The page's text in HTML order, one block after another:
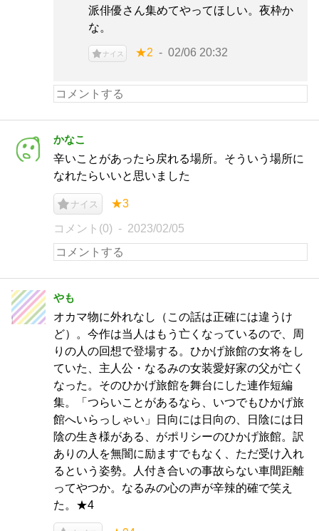
派俳優さん集めてやってほしい。夜枠か
な。
ナイス ★2 02/06 20:32
かなこ
辛いことがあったら戻れる場所。そういう場所に
なれたらいいと思いました
ナイス ★3
コメント(0) 2023/02/05
やも
オカマ物に外れなし（この話は正確には違うけ
ど）。今作は当人はもう亡くなっているので、周
りの人の回想で登場する。ひかげ旅館の女将をし
ていた、主人公・なるみの女装愛好家の父が亡く
なった。そのひかげ旅館を舞台にした連作短編
集。「つらいことがあるなら、いつでもひかげ旅
館へいらっしゃい」日向には日向の、日陰には日
陰の生き様がある、がポリシーのひかげ旅館。訳
ありの人を無闇に励ますでもなく、ただ受け入れ
るという姿勢。人付き合いの事故らない車間距離
ってやつか。なるみの心の声が辛辣的確で笑え
た。★4